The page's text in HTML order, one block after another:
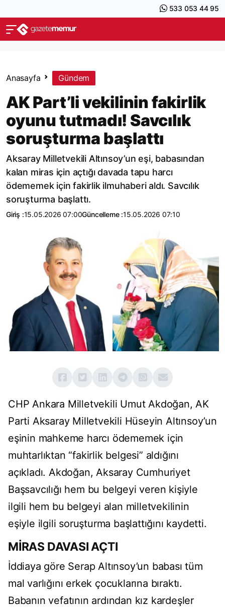
533 053 44 95
Anasayfa Gündem
AK Part’li vekilinin fakirlik
oyunu tutmadı! Savcılık
soruşturma başlattı
Aksaray Milletvekili Altınsoy’un eşi, babasından
kalan miras için açtığı davada tapu harcı
ödememek için fakirlik ilmuhaberi aldı. Savcılık
soruşturma başlattı.
Giriş :15.05.2026 07:00Güncelleme :15.05.2026 07:10
CHP Ankara Milletvekili Umut Akdoğan, AK
Parti Aksaray Milletvekili Hüseyin Altınsoy’un
eşinin mahkeme harcı ödememek için
muhtarlıktan “fakirlik belgesi” aldığını
açıkladı. Akdoğan, Aksaray Cumhuriyet
Başsavcılığı hem bu belgeyi veren kişiyle
ilgili hem bu belgeyi alan milletvekilinin
eşiyle ilgili soruşturma başlattığını kaydetti.
MİRAS DAVASI AÇTI
İddiaya göre Serap Altınsoy’un babası tüm
mal varlığını erkek çocuklarına bıraktı.
Babanın vefatının ardından kız kardeşler